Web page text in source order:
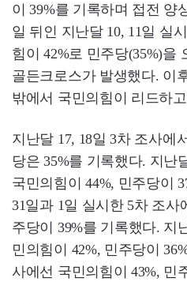
이 39%를 기록하며 접전 양
일 뒤인 지난달 10, 11일 실
힘이 42%로 민주당(35%)을
골든크로스가 발생했다. 이
밖에서 국민의힘이 리드하
지난달 17, 18일 3차 조사에
당은 35%를 기록했다. 지난
국민의힘이 44%, 민주당이
31일과 1일 실시한 5차 조사
주당이 39%를 기록했다. 지
민의힘이 42%, 민주당이
사에선 국민의힘이 43%, 민